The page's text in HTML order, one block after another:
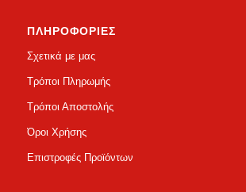
ΠΛΗΡΟΦΟΡΙΕΣ
Σχετικά με μας
Τρόποι Πληρωμής
Τρόποι Αποστολής
Όροι Χρήσης
Επιστροφές Προϊόντων